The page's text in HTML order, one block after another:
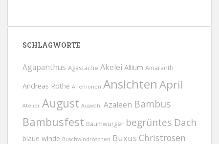
SCHLAGWORTE
Agapanthus Agastache Akelei Allium Amaranth
Andreas Rothe Anemonen AnsichtenApril
Atelier August Auswahl Azaleen Bambus
Bambusfest Baumwürger begrüntes Dach
blaue winde Buschwindröschen Buxus Christrosen